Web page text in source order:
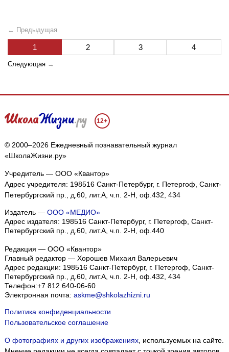
← Предыдущая
1 2 3 4
Следующая →
12+
© 2000–2026 Ежедневный познавательный журнал
«ШколаЖизни.ру»
Учредитель — ООО «Квантор»
Адрес учредителя: 198516 Санкт-Петербург, г. Петергоф, Санкт-
Петербургский пр., д.60, лит.А, ч.п. 2-Н, оф.432, 434
Издатель — ООО «МЕДИО»
Адрес издателя: 198516 Санкт-Петербург, г. Петергоф, Санкт-
Петербургский пр., д.60, лит.А, ч.п. 2-Н, оф.440
Редакция — ООО «Квантор»
Главный редактор — Хорошев Михаил Валерьевич
Адрес редакции: 198516 Санкт-Петербург, г. Петергоф, Санкт-
Петербургский пр., д.60, лит.А, ч.п. 2-Н, оф.432, 434
Телефон:+7 812 640-06-60
Электронная почта: askme@shkolazhizni.ru
Политика конфиденциальности
Пользовательское соглашение
О фотографиях и других изображениях, используемых на сайте.